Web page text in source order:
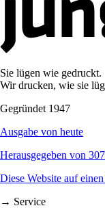
Sie lügen wie gedruckt.
Wir drucken, wie sie
Gegründet 1947
Ausgabe von heute
Herausgegeben von
Diese Website auf
→ Service